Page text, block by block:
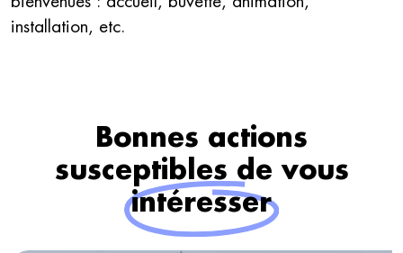
installation, etc.
Bonnes actions
susceptibles de vous
intéresser